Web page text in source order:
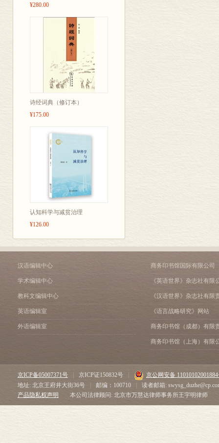
¥280.00
诗经词典（修订本）
¥175.00
认知科学与减贫治理
¥126.00
汉语编辑中心
学术编辑中心
教科文编辑中心
英语编辑室
外语编辑室
商务印书馆国际有限公司
《英语世界》杂志社有限
《汉语世界》杂志社有限
《语言战略研究》网站
商务印书馆（成都）有限
商务印书馆（上海）有限
京ICP备05007371号 京ICP证150832号
京公网安备
地址: 北京王府井大街36号
邮编：100710
读者邮箱:
产品隐私权声明
本公司法律顾问: 北京市万慧达律师事务所王宇明律师